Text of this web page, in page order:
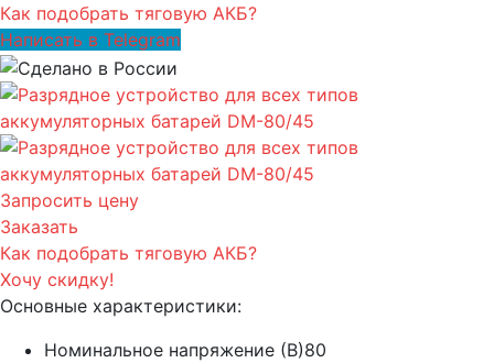
Как подобрать тяговую АКБ?
Написать в Telegram
Запросить цену
Заказать
Как подобрать тяговую АКБ?
Хочу скидку!
Основные характеристики:
Номинальное напряжение (В)80